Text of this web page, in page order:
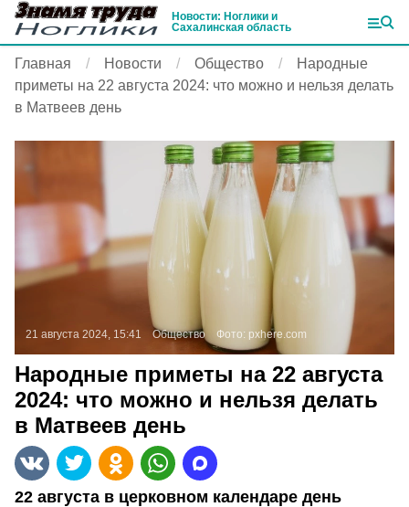
Новости: Ноглики и
Сахалинская область
Главная Новости Общество
Народные
приметы на 22 августа 2024: что можно и нельзя делать
в Матвеев день
21 августа 2024, 15:41 Общество Фото: pxhere.com
Народные приметы на 22 августа
2024: что можно и нельзя делать
в Матвеев день
22 августа в церковном календаре день